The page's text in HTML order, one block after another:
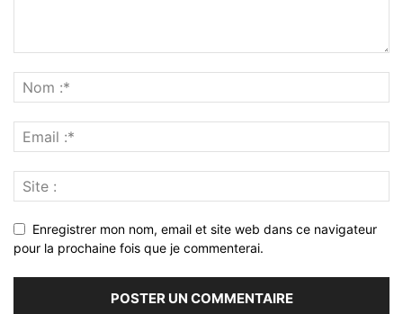
Enregistrer mon nom, email et site web dans ce navigateur
pour la prochaine fois que je commenterai.